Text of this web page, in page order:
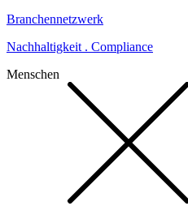
Branchennetzwerk
Nachhaltigkeit . Compliance
Menschen